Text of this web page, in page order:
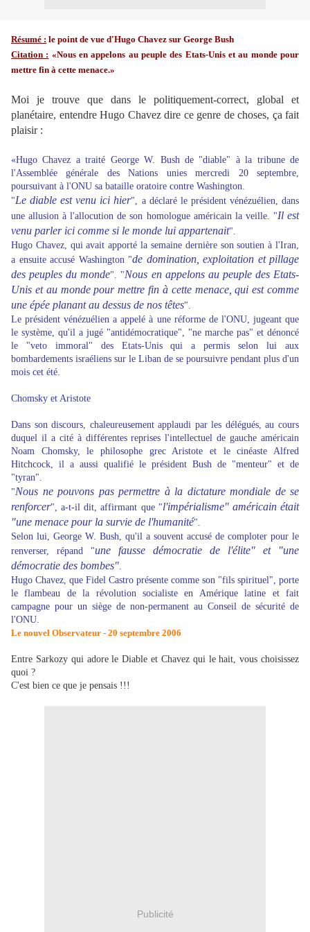
Résumé : le point de vue d'Hugo Chavez sur George Bush
Citation : «Nous en appelons au peuple des Etats-Unis et au monde pour
mettre fin à cette menace.»
Moi je trouve que dans le politiquement-correct, global et
planétaire, entendre Hugo Chavez dire ce genre de choses, ça fait
plaisir :
«Hugo Chavez a traité George W. Bush de "diable" à la tribune de
l'Assemblée générale des Nations unies mercredi 20 septembre,
poursuivant à l'ONU sa bataille oratoire contre Washington.
"Le diable est venu ici hier", a déclaré le président vénézuélien, dans
une allusion à l'allocution de son homologue américain la veille. "Il est
venu parler ici comme si le monde lui appartenait".
Hugo Chavez, qui avait apporté la semaine dernière son soutien à l'Iran,
a ensuite accusé Washington "de domination, exploitation et pillage
des peuples du monde". "Nous en appelons au peuple des Etats-
Unis et au monde pour mettre fin à cette menace, qui est comme
une épée planant au dessus de nos têtes".
Le président vénézuélien a appelé à une réforme de l'ONU, jugeant que
le système, qu'il a jugé "antidémocratique", "ne marche pas" et dénoncé
le "veto immoral" des Etats-Unis qui a permis selon lui aux
bombardements israéliens sur le Liban de se poursuivre pendant plus d'un
mois cet été.
Chomsky et Aristote
Dans son discours, chaleureusement applaudi par les délégués, au cours
duquel il a cité à différentes reprises l'intellectuel de gauche américain
Noam Chomsky, le philosophe grec Aristote et le cinéaste Alfred
Hitchcock, il a aussi qualifié le président Bush de "menteur" et de
"tyran".
"Nous ne pouvons pas permettre à la dictature mondiale de se
renforcer", a-t-il dit, affirmant que "l'impérialisme" américain était
"une menace pour la survie de l'humanité".
Selon lui, George W. Bush, qu'il a souvent accusé de comploter pour le
renverser, répand "une fausse démocratie de l'élite" et "une
démocratie des bombes".
Hugo Chavez, que Fidel Castro présente comme son "fils spirituel", porte
le flambeau de la révolution socialiste en Amérique latine et fait
campagne pour un siège de non-permanent au Conseil de sécurité de
l'ONU.
Le nouvel Observateur - 20 septembre 2006
Entre Sarkozy qui adore le Diable et Chavez qui le hait, vous choisissez
quoi ?
C'est bien ce que je pensais !!!
Publicité